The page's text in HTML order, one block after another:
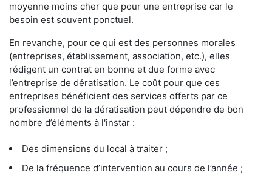
moyenne moins cher que pour une entreprise car le
besoin est souvent ponctuel.
En revanche, pour ce qui est des personnes morales
(entreprises, établissement, association, etc.), elles
rédigent un contrat en bonne et due forme avec
l’entreprise de dératisation. Le coût pour que ces
entreprises bénéficient des services offerts par ce
professionnel de la dératisation peut dépendre de bon
nombre d’éléments à l'instar :
Des dimensions du local à traiter ;
De la fréquence d’intervention au cours de l’année ;